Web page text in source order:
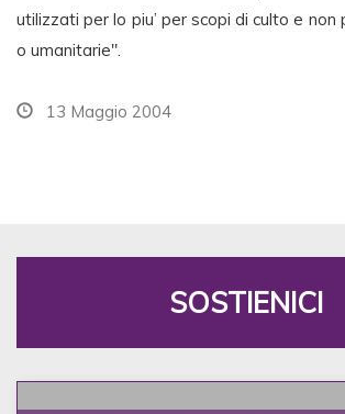
utilizzati per lo piu’ per scopi di culto e non
o umanitarie".
13 Maggio 2004
SOSTIENICI